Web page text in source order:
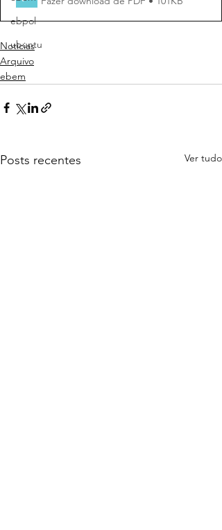
ebpol
ubuntu
Noticias
Arquivo
ebem
Posts recentes Ver tudo